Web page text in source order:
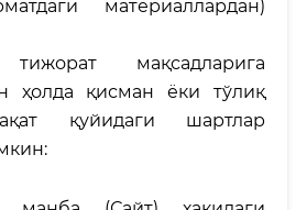
материаллардан)
тижорат мақсадларига
ҳолда қисман ёки тўлиқ
қуйидаги шартлар